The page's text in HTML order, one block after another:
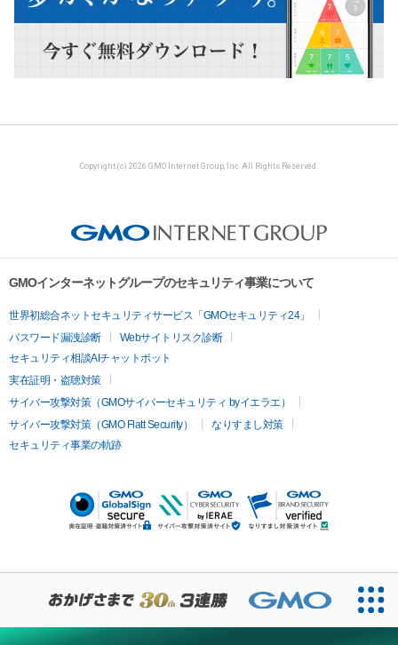
Copyright (c) 2026 GMO Internet Group, Inc. All Rights Reserved.
GMOインターネットグループのセキュリティ事業について
世界初総合ネットセキュリティサービス「GMOセキュリティ24」
パスワード漏洩診断
Webサイトリスク診断
セキュリティ相談AIチャットボット
実在証明・盗聴対策
サイバー攻撃対策（GMOサイバーセキュリティ byイエラエ）
サイバー攻撃対策（GMO Flatt Security）
なりすまし対策
セキュリティ事業の軌跡